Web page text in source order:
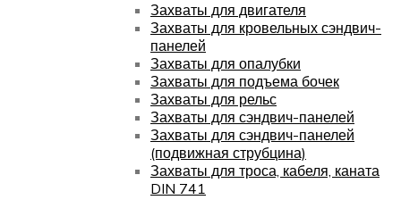
Захваты для двигателя
Захваты для кровельных сэндвич-
панелей
Захваты для опалубки
Захваты для подъема бочек
Захваты для рельс
Захваты для сэндвич-панелей
Захваты для сэндвич-панелей
(подвижная струбцина)
Захваты для троса, кабеля, каната
DIN 741